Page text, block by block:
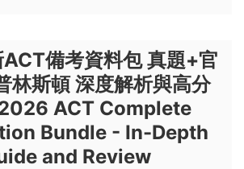
備考資料包 真題+官
林斯頓 深度解析與高分
ACT Complete
Bundle - In-Depth
and Review